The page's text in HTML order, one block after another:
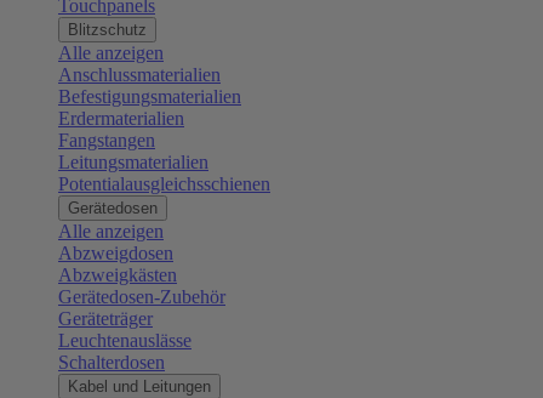
Touchpanels
Blitzschutz
Alle anzeigen
Anschlussmaterialien
Befestigungsmaterialien
Erdermaterialien
Fangstangen
Leitungsmaterialien
Potentialausgleichsschienen
Gerätedosen
Alle anzeigen
Abzweigdosen
Abzweigkästen
Gerätedosen-Zubehör
Geräteträger
Leuchtenauslässe
Schalterdosen
Kabel und Leitungen